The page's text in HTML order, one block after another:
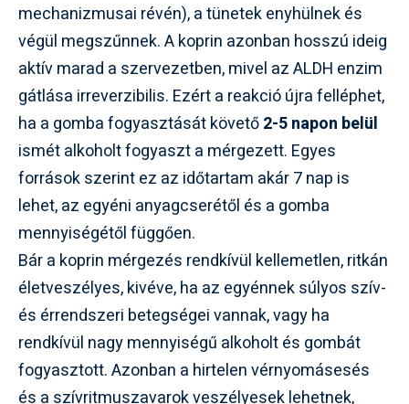
mechanizmusai révén), a tünetek enyhülnek és
végül megszűnnek. A koprin azonban hosszú ideig
aktív marad a szervezetben, mivel az ALDH enzim
gátlása irreverzibilis. Ezért a reakció újra felléphet,
ha a gomba fogyasztását követő2-5 napon belül
ismét alkoholt fogyaszt a mérgezett. Egyes
források szerint ez az időtartam akár 7 nap is
lehet, az egyéni anyagcserétől és a gomba
mennyiségétől függően.
Bár a koprin mérgezés rendkívül kellemetlen, ritkán
életveszélyes, kivéve, ha az egyénnek súlyos szív-
és érrendszeri betegségei vannak, vagy ha
rendkívül nagy mennyiségű alkoholt és gombát
fogyasztott. Azonban a hirtelen vérnyomásesés
és a szívritmuszavarok veszélyesek lehetnek,